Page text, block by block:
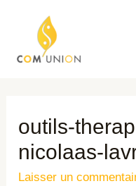
outils-
nicolaas-
Laisser un